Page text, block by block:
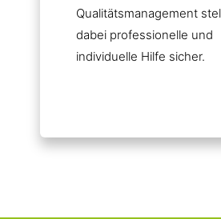
Qualitätsmanagement
dabei professionelle und
individuelle Hilfe sicher.